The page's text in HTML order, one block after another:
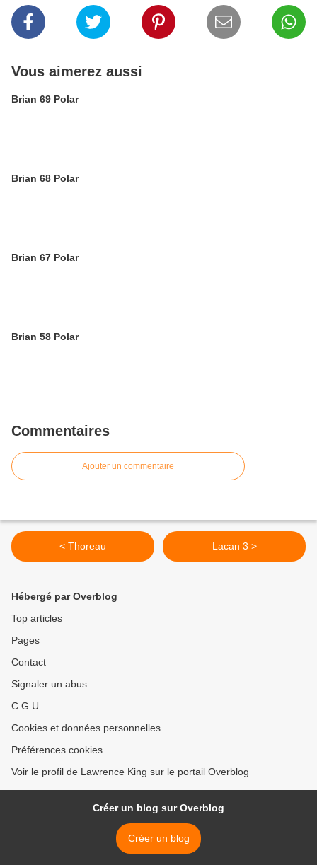
Vous aimerez aussi
Brian 69 Polar
Brian 68 Polar
Brian 67 Polar
Brian 58 Polar
Commentaires
Ajouter un commentaire
< Thoreau Lacan 3 >
Hébergé par Overblog
Top articles
Pages
Contact
Signaler un abus
C.G.U.
Cookies et données personnelles
Préférences cookies
Voir le profil de Lawrence King sur le portail Overblog
Créer un blog sur Overblog
Créer un blog